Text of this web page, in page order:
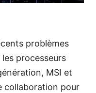
problèmes
processeurs
MSI et
collaboration pour